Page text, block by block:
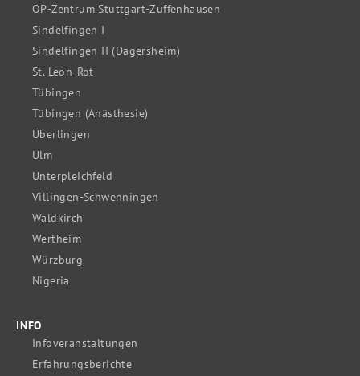
OP-Zentrum Stuttgart-Zuffenhausen
Sindelfingen I
Sindelfingen II (Dagersheim)
St. Leon-Rot
Tübingen
Tübingen (Anästhesie)
Überlingen
Ulm
Unterpleichfeld
Villingen-Schwenningen
Waldkirch
Wertheim
Würzburg
Nigeria
INFO
Infoveranstaltungen
Erfahrungsberichte